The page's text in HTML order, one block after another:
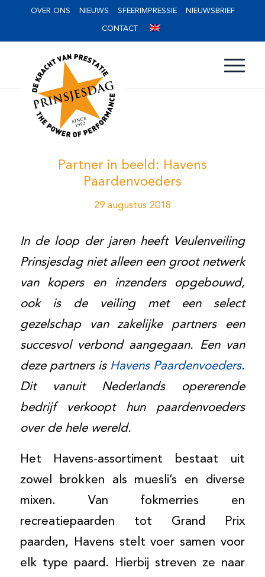
OVER ONS NIEUWS SFEERIMPRESSIE NIEUWSBRIEF
CONTACT
Partner in beeld: Havens
Paardenvoeders
29 augustus 2018
In de loop der jaren heeft Veulenveiling
Prinsjesdag niet alleen een groot netwerk
van kopers en inzenders opgebouwd,
ook is de veiling met een select
gezelschap van zakelijke partners een
succesvol verbond aangegaan. Een van
deze partners is Havens Paardenvoeders.
Dit vanuit Nederlands opererende
bedrijf verkoopt hun paardenvoeders
over de hele wereld.
Het Havens-assortiment bestaat uit
zowel brokken als muesli’s en diverse
mixen. Van fokmerries en
recreatiepaarden tot Grand Prix
paarden, Havens stelt voer samen voor
elk type paard. Hierbij streven ze naar